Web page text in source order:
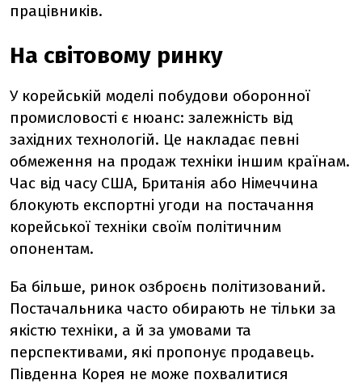
працівників.
На світовому ринку
У корейській моделі побудови оборонної
промисловості є нюанс: залежність від
західних технологій. Це накладає певні
обмеження на продаж техніки іншим країнам.
Час від часу США, Британія або Німеччина
блокують експортні угоди на постачання
корейської техніки своїм політичним
опонентам.
Ба більше, ринок озброєнь політизований.
Постачальника часто обирають не тільки за
якістю техніки, а й за умовами та
перспективами, які пропонує продавець.
Південна Корея не може похвалитися